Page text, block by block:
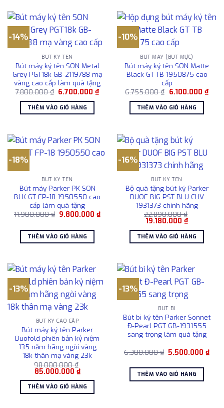
-14%
BÚT KÝ TÊN
Bút máy ký tên SON Metal
Grey PGT18k GB-2119788 mạ
vàng cao cấp làm quà tặng
7.800.000₫ Giá
là:
7.800.000 ₫.
6.700.000₫Giá
hiện
6.700.000 ₫.
THÊM VÀO GIỎ HÀNG
-10%
BÚT MÁY (BÚT MỰC)
Bút máy ký tên SON Matte
Black GT TB 1950875 cao
cấp
6.755.000₫ Giá
là:
6.755.000 ₫.
6.100.000 ₫Giá
hiện
THÊM VÀO GIỎ HÀNG
-18%
BÚT KÝ TÊN
Bút máy Parker PK SON
BLK GT FP-18 1950550 cao
cấp làm quà tặng
11.900.000₫ Giá
11.900.000 ₫.
9.800.000₫Giá
hiện
9.800.000 ₫.
THÊM VÀO GIỎ HÀNG
-16%
BÚT KÝ TÊN
Bộ quà tặng bút ký Parker
DUOF BIG PST BLU CHV
1931373 chính hãng
22.890.000₫
Giá
là:
22.890.000 ₫.
19.180.000 ₫Giá
hiện
tại
là:
19.180.000
THÊM VÀO GIỎ HÀNG
-13%
BÚT KÝ CAO CẤP
Bút máy ký tên Parker
Duofold phiên bản kỷ niệm
135 năm hãng ngòi vàng
18k thân mạ vàng 23k
98.000.000₫
Giá
là:
98.000.000 ₫.
85.000.000 ₫Giá
hiện
tại
là:
85.000.000 ₫.
THÊM VÀO GIỎ HÀNG
-13%
BÚT BI
Bút bi ký tên Parker Sonnet
Đ-Pearl PGT GB-1931555
sang trọng làm quà tặng
6.300.000₫ Giá
6.300.000 ₫.
5.500.000₫Giá
hiện
THÊM VÀO GIỎ HÀNG